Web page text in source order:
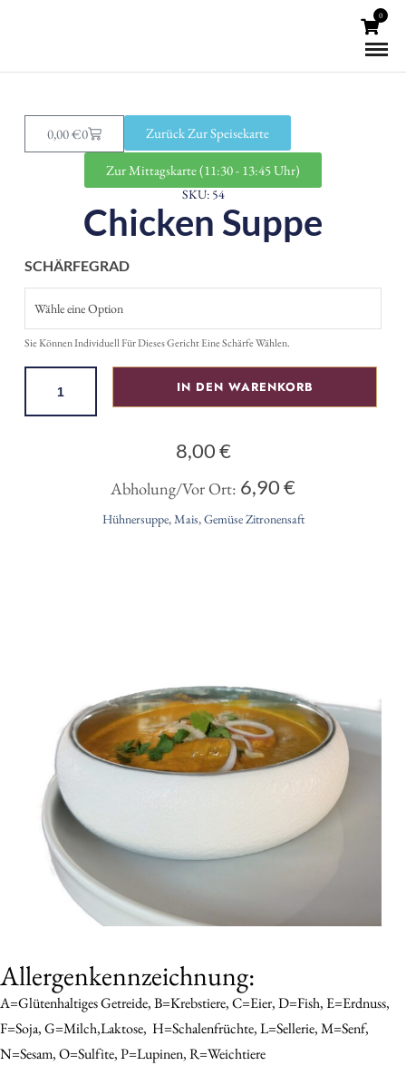
0
0,00€0 Zurück Zur Speisekarte
Zur Mittagskarte (11:30 - 13:45 Uhr)
SKU: 54
Chicken Suppe
SCHÄRFEGRAD
Sie Können Individuell Für Dieses Gericht Eine Schärfe Wählen.
IN DEN WARENKORB
8,00€
Abholung/Vor Ort: 6,90€
Hühnersuppe, Mais, Gemüse Zitronensaft
Allergenkennzeichnung:
A=Glütenhaltiges Getreide, B=Krebstiere, C=Eier, D=Fish, E=Erdnuss,
F=Soja, G=Milch,Laktose, H=schalenfrüchte, L=sellerie, M=senf,
N=sesam, O=sulfite, P=Lupinen, R=Weichtiere